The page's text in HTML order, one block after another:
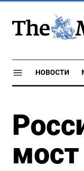
НОВОСТИ